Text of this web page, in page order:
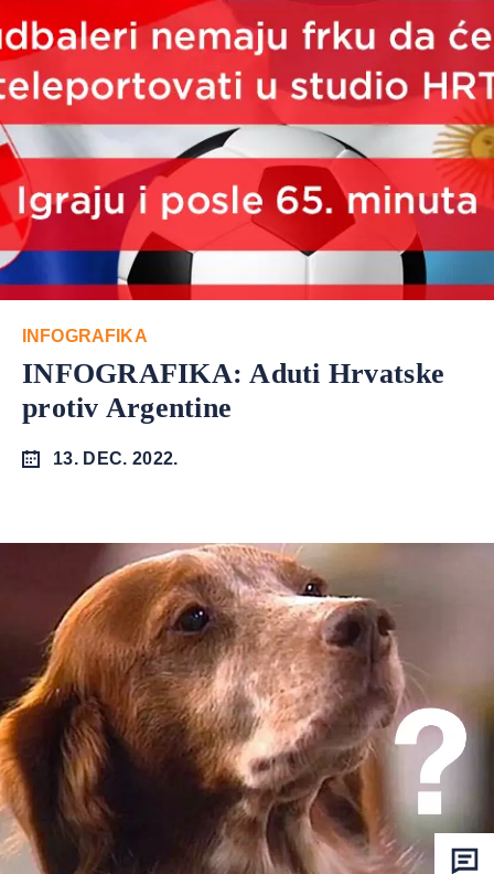
INFOGRAFIKA
INFOGRAFIKA: Aduti Hrvatske
protiv Argentine
13. DEC. 2022.